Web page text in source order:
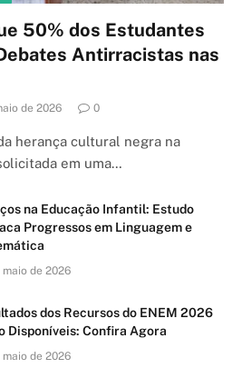
50% dos Estudantes
Antirracistas nas
de 2026 0
herança cultural negra na
em uma…
na Educação Infantil: Estudo
Progressos em Linguagem e
de 2026
dos Recursos do ENEM 2026
Disponíveis: Confira Agora
de 2026